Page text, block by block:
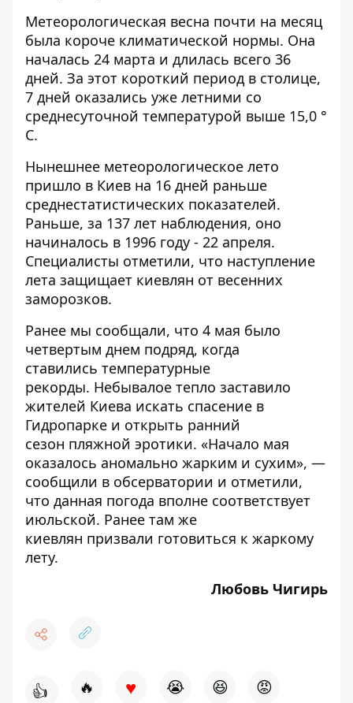
Метеорологическая весна почти на месяц
была короче климатической нормы. Она
началась 24 марта и длилась всего 36
дней. За этот короткий период в столице,
7 дней оказались уже летними со
среднесуточной температурой выше 15,0 °
С.
Нынешнее метеорологическое лето
пришло в Киев на 16 дней раньше
среднестатистических показателей.
Раньше, за 137 лет наблюдения, оно
начиналось в 1996 году - 22 апреля.
Специалисты отметили, что наступление
лета защищает киевлян от весенних
заморозков.
Ранее мы сообщали, что 4 мая было
четвертым днем подряд, когда
ставились температурные
рекорды. Небывалое тепло заставило
жителей Киева искать спасение в
Гидропарке и открыть ранний
сезон пляжной эротики. «Начало мая
оказалось аномально жарким и сухим», —
сообщили в обсерватории и отметили,
что данная погода вполне соответствует
июльской. Ранее там же
киевлян призвали готовиться к жаркому
лету.
Любовь Чигирь
👍 🔥 ♥ 😭 😆 😡